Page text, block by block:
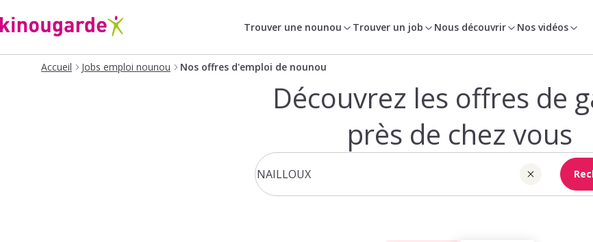
Trouver une nounou Trouver un job Nous découvrir Nos vidéos
Accueil Jobs emploi nounou Nos offres d'emploi de nounou
Découvrez les offres de
près de chez vous